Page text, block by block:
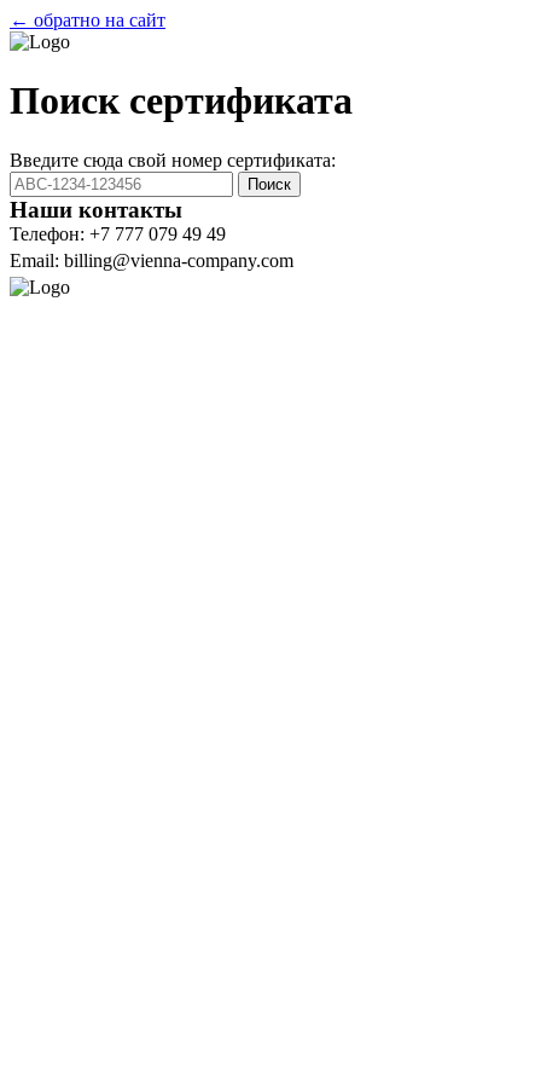
← обратно на сайт
Поиск сертификата
Введите сюда свой номер сертификата:
Поиск
Наши контакты
Телефон: +7 777 079 49 49
Email: billing@vienna-company.com